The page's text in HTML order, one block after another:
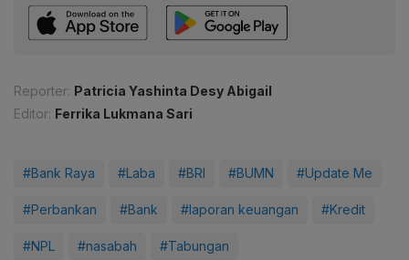
Reporter: Patricia Yashinta Desy Abigail
Editor: Ferrika Lukmana Sari
#Bank Raya #Laba #BRI #BUMN #Update Me
#Perbankan #Bank #laporan keuangan #Kredit
#NPL #nasabah #Tabungan